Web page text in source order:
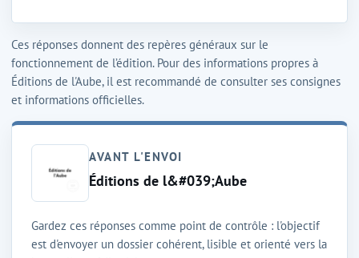
Ces réponses donnent des repères généraux sur le
fonctionnement de l’édition. Pour des informations propres à
Éditions de l'Aube, il est recommandé de consulter ses consignes
et informations officielles.
AVANT L'ENVOI
Éditions de l&#039;Aube
Gardez ces réponses comme point de contrôle : l'objectif
est d'envoyer un dossier cohérent, lisible et orienté vers la